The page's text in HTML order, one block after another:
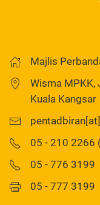
Majlis
Wisma MPKK,
Kuala Kangsar
05 - 210 2266
05 - 776 3199
05 - 777 3199